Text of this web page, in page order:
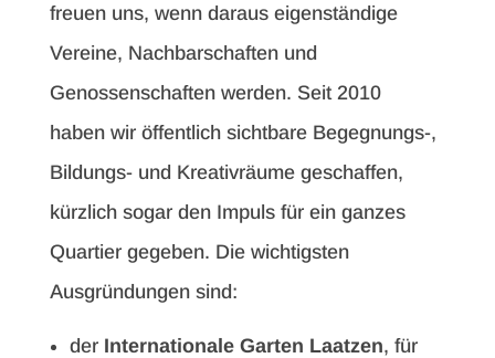
freuen uns, wenn daraus eigenständige
Vereine, Nachbarschaften und
Genossenschaften werden. Seit 2010
haben wir öffentlich sichtbare Begegnungs-,
Bildungs- und Kreativräume geschaffen,
kürzlich sogar den Impuls für ein ganzes
Quartier gegeben. Die wichtigsten
Ausgründungen sind:
der Internationale Garten Laatzen, für